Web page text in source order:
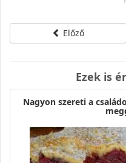
Előző
Ezek is
Nagyon szereti a